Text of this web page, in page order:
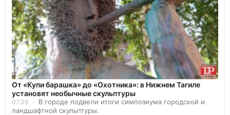
От «Купи барашка» до «Охотника»: в Нижнем Тагиле
установят необычные скульптуры
07.08
В городе подвели итоги симпозиума городской и
ландшафтной скульптуры.